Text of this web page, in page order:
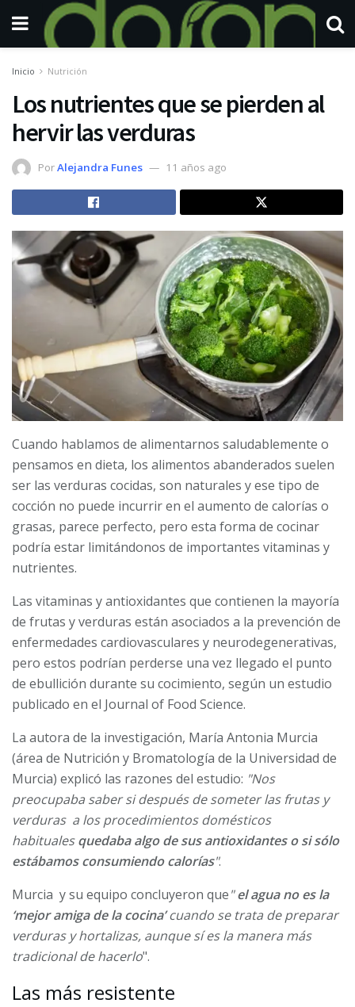
Inicio Nutrición
Los nutrientes que se pierden al
hervir las verduras
PorAlejandra Funes 11 años ago
Cuando hablamos de alimentarnos saludablemente o
pensamos en dieta, los alimentos abanderados suelen
ser las verduras cocidas, son naturales y ese tipo de
cocción no puede incurrir en el aumento de calorías o
grasas, parece perfecto, pero esta forma de cocinar
podría estar limitándonos de importantes vitaminas y
nutrientes.
Las vitaminas y antioxidantes que contienen la mayoría
de frutas y verduras están asociados a la prevención de
enfermedades cardiovasculares y neurodegenerativas,
pero estos podrían perderse una vez llegado el punto
de ebullición durante su cocimiento, según un estudio
publicado en el Journal of Food Science.
La autora de la investigación, María Antonia Murcia
(área de Nutrición y Bromatología de la Universidad de
Murcia) explicó las razones del estudio: "Nos
preocupaba saber si después de someter las frutas y
verduras a los procedimientos domésticos
habitualesquedaba algo de sus antioxidantes o si sólo
estábamos consumiendo calorías".
Murcia y su equipo concluyeron que"el agua no es la
‘mejor amiga de la cocina’cuando se trata de preparar
verduras y hortalizas, aunque sí es la manera más
tradicional de hacerlo".
Las más resistente